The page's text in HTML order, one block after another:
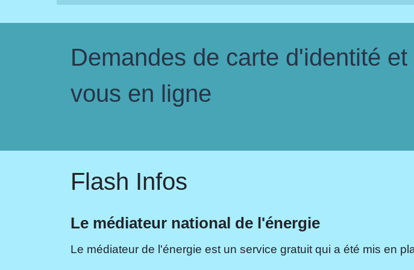
Demandes de carte d'identité
vous en ligne
Flash Infos
Le médiateur national de l'énergie
Le médiateur de l'énergie est un service gratuit qui a été mis en